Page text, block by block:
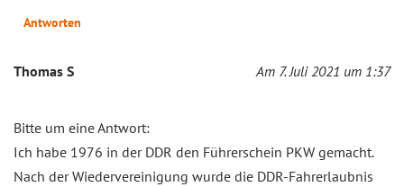
Antworten
Thomas S Am 7. Juli 2021 um 1:37
Bitte um eine Antwort:
Ich habe 1976 in der DDR den Führerschein PKW gemacht.
Nach der Wiedervereinigung wurde die DDR-Fahrerlaubnis